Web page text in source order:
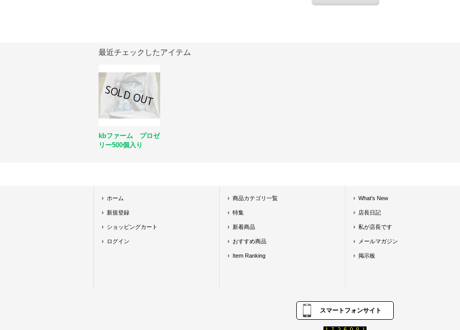
最近チェックしたアイテム
kbファーム プロゼ
リー500個入り
ホーム
新規登録
ショッピングカート
ログイン
商品カテゴリ一覧
特集
新着商品
おすすめ商品
Item Ranking
What's New
店長日記
私が店長です
メールマガジン
掲示板
スマートフォンサイト